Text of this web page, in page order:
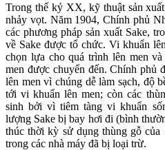
Trong thế kỷ XX, kỹ thuật sản
nhảy vọt. Năm 1904, Chính phủ
các phương pháp sản xuất Sake,
về Sake được tổ chức. Vi khuẩn
chọn lựa cho quá trình lên men
men được chuyển đến. Chính phủ
lên men vì chúng dễ làm sạch, độ
tới vi khuẩn lên men; còn các
sinh bởi vì tiêm tàng vi khuẩn
lượng Sake bị bay hơi đi (bình
thúc thời kỳ sử dụng thùng gỗ
trong các nhà máy đã bị loại trừ.